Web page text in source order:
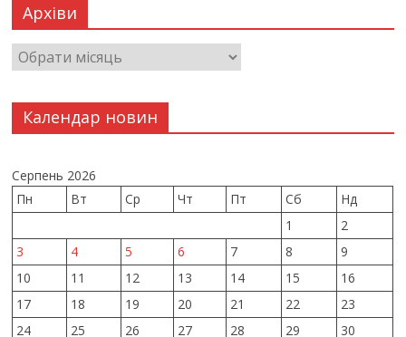
Архіви
Календар новин
Серпень 2026
Пн
Вт Ср Чт Пт Сб
Нд
1
2
3
4 5 6 7 8
9
10
11 12 13 14 15
16
17
18 19 20 21 22
23
24
25 26 27 28 29
30